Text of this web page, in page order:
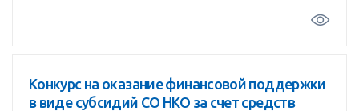
Конкурс на оказание финансовой поддержки
в виде субсидий СО НКО за счет средств